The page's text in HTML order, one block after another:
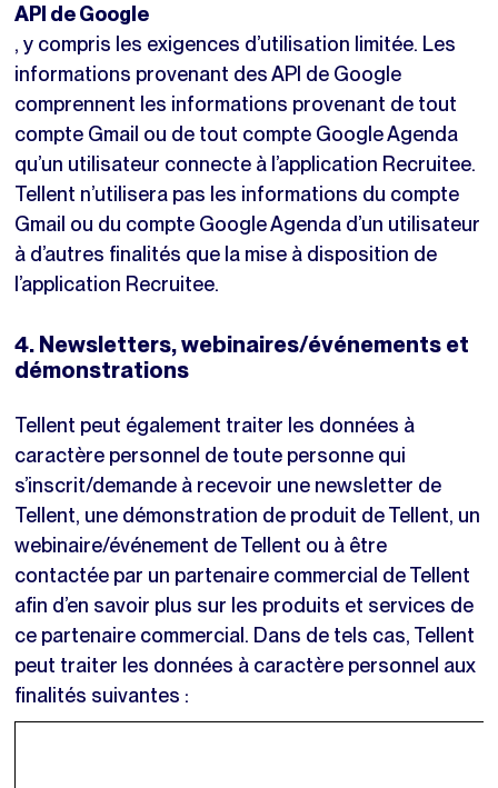
API de Google
, y compris les exigences d’utilisation limitée. Les
informations provenant des API de Google
comprennent les informations provenant de tout
compte Gmail ou de tout compte Google Agenda
qu’un utilisateur connecte à l’application Recruitee.
Tellent n’utilisera pas les informations du compte
Gmail ou du compte Google Agenda d’un utilisateur
à d’autres finalités que la mise à disposition de
l’application Recruitee.
4. Newsletters, webinaires/événements et
démonstrations
Tellent peut également traiter les données à
caractère personnel de toute personne qui
s’inscrit/demande à recevoir une newsletter de
Tellent, une démonstration de produit de Tellent, un
webinaire/événement de Tellent ou à être
contactée par un partenaire commercial de Tellent
afin d’en savoir plus sur les produits et services de
ce partenaire commercial. Dans de tels cas, Tellent
peut traiter les données à caractère personnel aux
finalités suivantes :